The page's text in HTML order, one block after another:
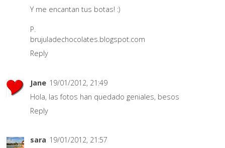
Y me encantan tus botas! :)
P.
brujuladechocolates.blogspot.com
Reply
Jane 19/01/2012, 21:49
Hola, las fotos han quedado geniales, besos
Reply
sara 19/01/2012, 21:57